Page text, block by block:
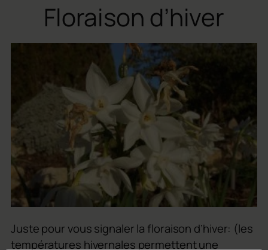
Floraison d’hiver
Juste pour vous signaler la floraison d’hiver: (les
températures hivernales permettent une